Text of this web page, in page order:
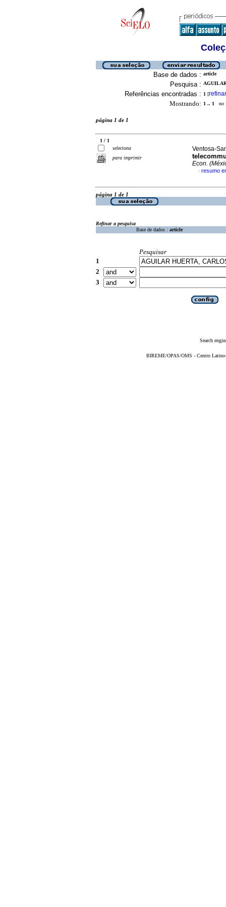
Base de dados : article
Pesquisa :
Referências encontradas : 1 [refinar
Mostrando: 1 .. 1 no
página 1 de 1
1 / 1
seleciona
para imprimir
Ventosa-
Econ.
· resumo
página 1 de 1
Refinar a pesquisa
Base de dados : article
Pesquisar
1
2
3
Search
BIREME/OPAS/OMS - Centro Latino-